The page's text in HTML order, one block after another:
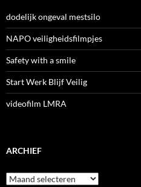
dodelijk ongeval mestsilo
NAPO veiligheidsfilmpjes
Safety with a smile
Start Werk Blijf Veilig
videofilm LMRA
ARCHIEF
Archief